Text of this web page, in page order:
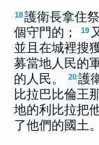
18護衛長拿住
個守門的；
19
並且在城裡搜
募當地人民的
的人民。
20護
比拉巴比倫王
地的利比拉把
了他們的國土。